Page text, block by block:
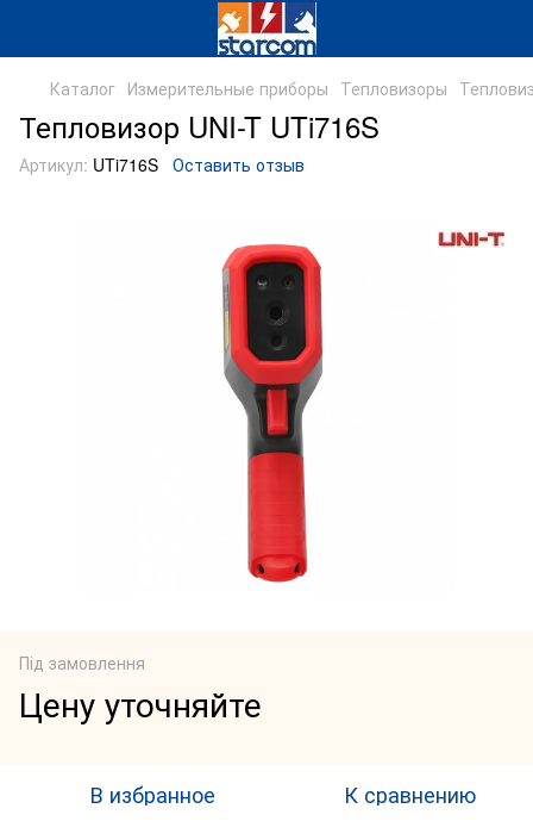
Каталог Измерительные приборы Тепловизоры
Тепловизор UNI-T UTi716S
Артикул: UTi716S Оставить отзыв
Під замовлення
Цену уточняйте
В избранное К сравнению